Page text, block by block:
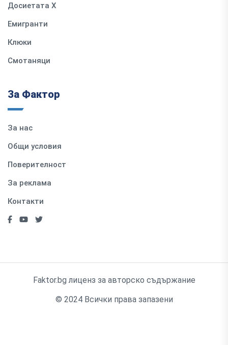
Досиетата Х
Емигранти
Клюки
Смотаняци
За Фактор
За нас
Общи условия
Поверителност
За реклама
Контакти
Faktor.bg лиценз за авторско съдържание
© 2024 Всички права запазени